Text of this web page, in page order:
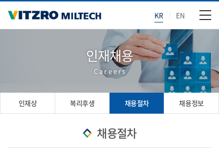
KR EN
인재채용
Careers
인재상 복리후생 채용절차 채용정보
채용절차